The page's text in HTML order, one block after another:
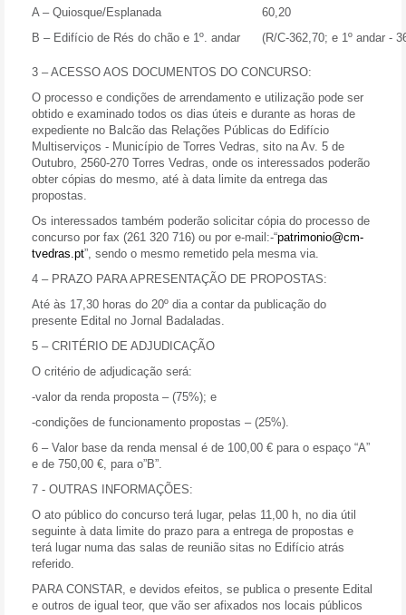
A – Quiosque/Esplanada
B – Edifício de Rés do chão e 1º. andar
60,20
(R/C-362,70; e 1º andar -
3 – ACESSO AOS DOCUMENTOS DO CONCURSO:
O processo e condições de arrendamento e utilização pode ser
obtido e examinado todos os dias úteis e durante as horas de
expediente no Balcão das Relações Públicas do Edifício
Multiserviços - Município de Torres Vedras, sito na Av. 5 de
Outubro, 2560-270 Torres Vedras, onde os interessados poderão
obter cópias do mesmo, até à data limite da entrega das
propostas.
Os interessados também poderão solicitar cópia do processo de
concurso por fax (261 320 716) ou por e-mail:-“patrimonio@cm-
tvedras.pt”, sendo o mesmo remetido pela mesma via.
4 – PRAZO PARA APRESENTAÇÃO DE PROPOSTAS:
Até às 17,30 horas do 20º dia a contar da publicação do
presente Edital no Jornal Badaladas.
5 – CRITÉRIO DE ADJUDICAÇÃO
O critério de adjudicação será:
-valor da renda proposta – (75%); e
-condições de funcionamento propostas – (25%).
6 – Valor base da renda mensal é de 100,00 € para o espaço “A”
e de 750,00 €, para o”B”.
7 - OUTRAS INFORMAÇÕES:
O ato público do concurso terá lugar, pelas 11,00 h, no dia útil
seguinte à data limite do prazo para a entrega de propostas e
terá lugar numa das salas de reunião sitas no Edifício atrás
referido.
PARA CONSTAR, e devidos efeitos, se publica o presente Edital
e outros de igual teor, que vão ser afixados nos locais públicos